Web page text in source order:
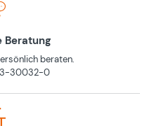
Beratung
beraten.
30032-0